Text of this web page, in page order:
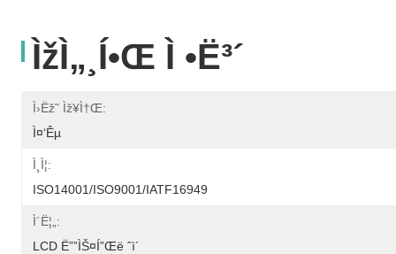
Ìžì„¸í•œ Ì •ë³´
Ì›ëž˜ Ìž¥ì†Œ:
Ì¤‘êµ­
Ì¸ì¦:
ISO14001/ISO9001/IATF16949
Ì´ë¦„:
LCD Ë””ìŠ¤í”Œë ˆì´